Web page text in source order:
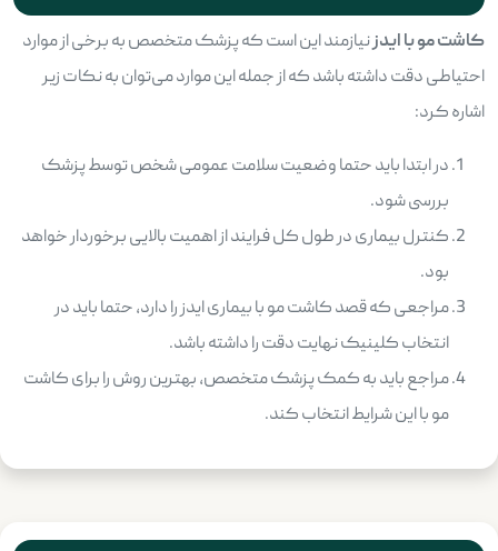
کاشت مو با ایدزنیازمند این است که پزشک متخصص به برخی از موارد
احتیاطی دقت داشته باشد که از جمله این موارد می‌توان به نکات زیر
اشاره کرد:
در ابتدا باید حتما وضعیت سلامت عمومی شخص توسط پزشک
بررسی شود.
کنترل بیماری در طول کل فرایند از اهمیت بالایی برخوردار خواهد
بود.
مراجعی که قصد کاشت مو با بیماری ایدز را دارد، حتما باید در
انتخاب کلینیک نهایت دقت را داشته باشد.
مراجع باید به کمک پزشک متخصص، بهترین روش را برای کاشت
مو با این شرایط انتخاب کند.